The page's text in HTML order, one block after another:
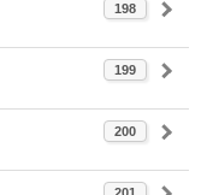
198
199
200